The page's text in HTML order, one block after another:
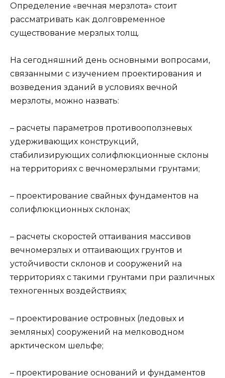
Определение «вечная мерзлота» стоит
рассматривать как долговременное
существование мерзлых толщ.
На сегодняшний день основными вопросами,
связанными с изучением проектирования и
возведения зданий в условиях вечной
мерзлоты, можно назвать:
– расчеты параметров противооползневых
удерживающих конструкций,
стабилизирующих солифлюкционные склоны
на территориях с вечномерзлыми грунтами;
– проектирование свайных фундаментов на
солифлюкционных склонах;
– расчеты скоростей оттаивания массивов
вечномерзлых и оттаивающих грунтов и
устойчивости склонов и сооружений на
территориях с такими грунтами при различных
техногенных воздействиях;
– проектирование островных (ледовых и
земляных) сооружений на мелководном
арктическом шельфе;
– проектирование оснований и фундаментов